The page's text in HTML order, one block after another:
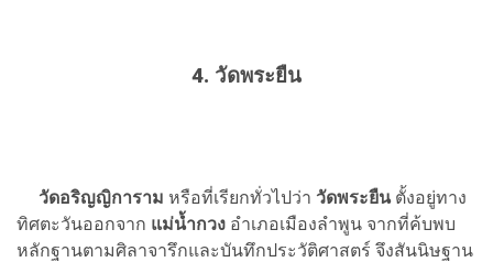
4. วัดพระยืน
วัดอริญญิการาม หรือที่เรียกทั่วไปว่า วัดพระยืนตั้งอยู่ทาง
ทิศตะวันออกจาก แม่น้ำกวง อำเภอเมืองลำพูน จากที่ค้บพบ
หลักฐานตามศิลาจารึกและบันทึกประวัติศาสตร์ จึงสันนิษฐาน